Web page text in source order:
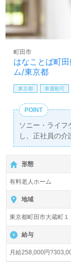
はなことば町
ム/東京都
町田市
東京都 車通勤可
POINT
ソニー・ライフ
し、正社員の
から303,000円
た収入を得るこ
町田鶴川」は
車での通勤も可
境は、プライバ
支えます。
当施設では、ご
ころ」「叶え
供しています。
そのスキルを活
形態
有料老人ホーム
地域
東京都町田市大蔵町１
給与
月給258,000円